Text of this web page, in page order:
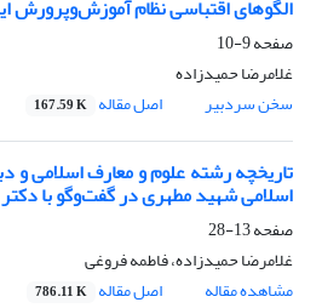
الگوهای اقتباسی نظام آموزش‌وپرورش
صفحه9-10
غلامرضا حمیدزاده
سخن سردبیر
اصل مقاله 167.59 K
تاریخچه رشته علوم و معارف اسلامی و
اسلامی شهید مطهری در گفت‌وگو با
صفحه13-28
غلامرضا حمیدزاده، فاطمه فروغی
مشاهده مقاله
اصل مقاله 786.11 K